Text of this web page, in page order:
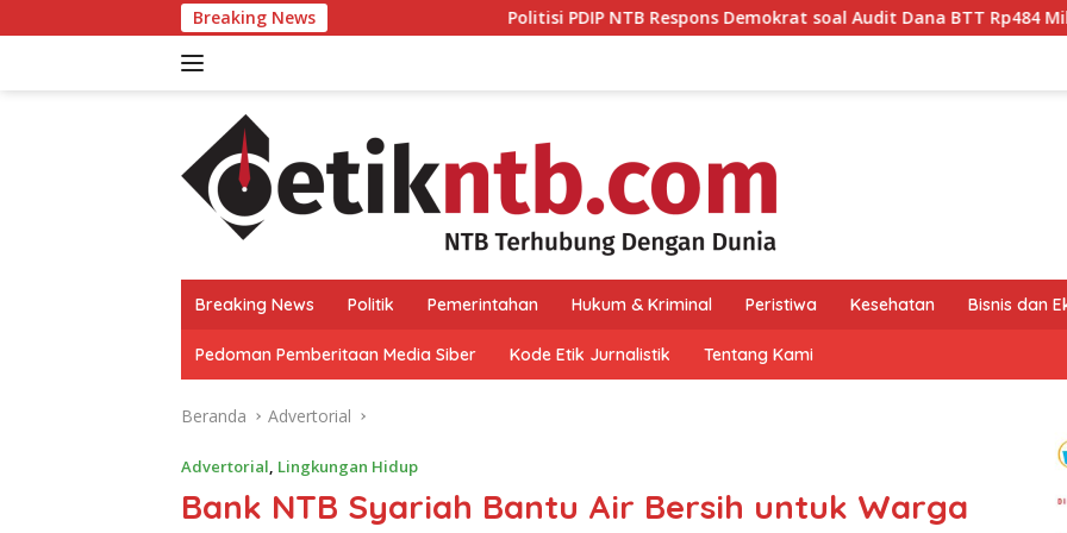
ke
Breaking NewsPolitisi PDIP NTB Respons Demokrat soal Audit Dana BTT Rp484 Miliar: Publik Butuh
Breaking News Politik Pemerintahan Hukum & Kriminal Peristiwa Kesehatan Bisnis dan
Pedoman Pemberitaan Media Siber Kode Etik Jurnalistik Tentang Kami
Beranda Advertorial
Advertorial, Lingkungan Hidup
Bank NTB Syariah Bantu Air Bersih untuk Warga